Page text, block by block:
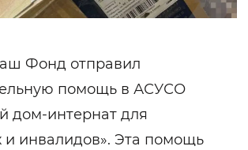
Фонд отправил
помощь в АСУСО
дом-интернат для
и инвалидов». Эта помощь